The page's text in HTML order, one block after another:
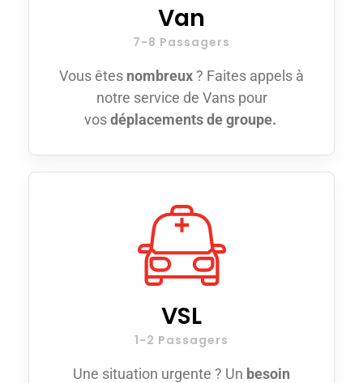
Van
7-8 Passagers
Vous êtes nombreux? Faites appels à
notre service de Vans pour
vosdéplacements de groupe.
VSL
1-2 Passagers
Une situation urgente ? Un besoin